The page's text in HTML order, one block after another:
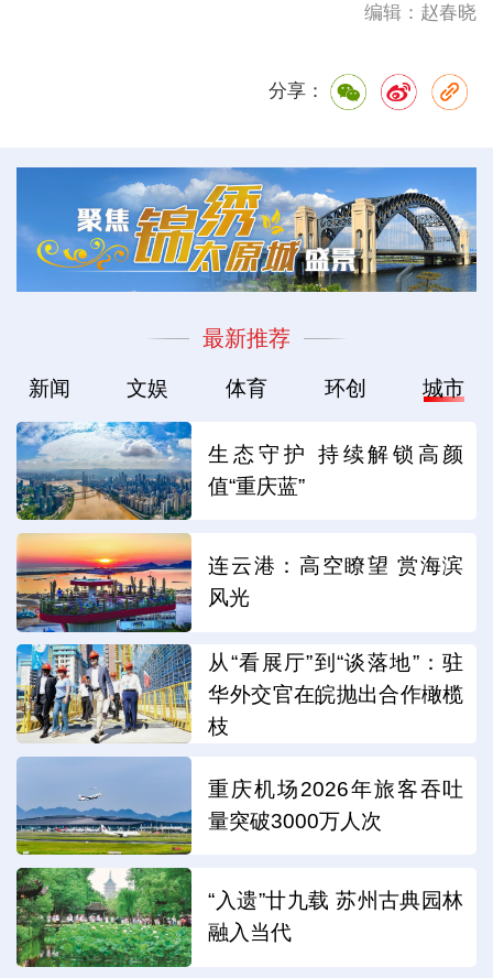
编辑：赵春晓
分享：
最新推荐
新闻 文娱 体育 环创 城市
生态守护 持续解锁高颜
值“重庆蓝”
连云港：高空瞭望 赏海滨
风光
从“看展厅”到“谈落地”：驻
华外交官在皖抛出合作橄榄
枝
重庆机场2026年旅客吞吐
量突破3000万人次
“入遗”廿九载 苏州古典园林
融入当代